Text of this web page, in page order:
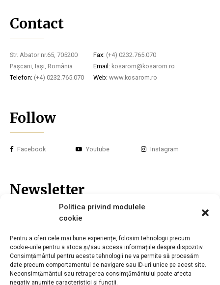
Politica privind modulele
cookie
Pentru a oferi cele mai bune experiențe, folosim tehnologii precum
cookie-urile pentru a stoca și/sau accesa informațiile despre dispozitiv.
Consimțământul pentru aceste tehnologii ne va permite să procesăm
date precum comportamentul de navigare sau ID-uri unice pe acest site.
Neconsimțământul sau retragerea consimțământului poate afecta
negativ anumite caracteristici și funcții.
Contact
Str. Abator nr.65, 705200
Pașcani, Iași, România
Telefon: (+4) 0232.765.070
Fax: (+4) 0232.765.070
Email: kosarom@kosarom.ro
Web: www.kosarom.ro
Follow
Facebook Youtube Instagram
Newsletter
Înscrie-te la newsletter-ul nostru și nu vei pierde nici o noutate.
Email*